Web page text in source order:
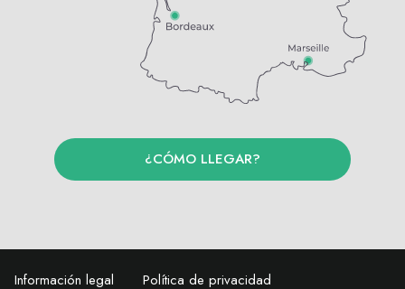
¿CÓMO LLEGAR?
Información legal Política de privacidad